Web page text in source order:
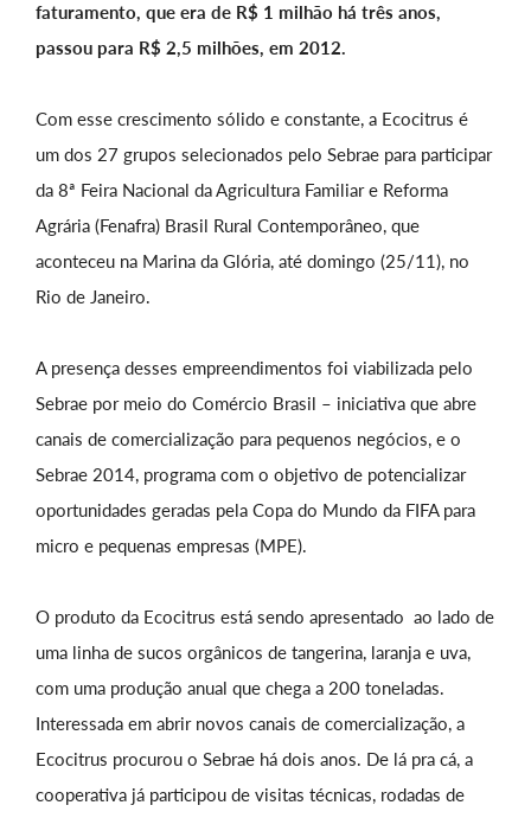
faturamento, que era de R$ 1 milhão há três anos,
passou para R$ 2,5 milhões, em 2012.
Com esse crescimento sólido e constante, a Ecocitrus é
um dos 27 grupos selecionados pelo Sebrae para participar
da 8ª Feira Nacional da Agricultura Familiar e Reforma
Agrária (Fenafra) Brasil Rural Contemporâneo, que
aconteceu na Marina da Glória, até domingo (25/11), no
Rio de Janeiro.
A presença desses empreendimentos foi viabilizada pelo
Sebrae por meio do Comércio Brasil – iniciativa que abre
canais de comercialização para pequenos negócios, e o
Sebrae 2014, programa com o objetivo de potencializar
oportunidades geradas pela Copa do Mundo da FIFA para
micro e pequenas empresas (MPE).
O produto da Ecocitrus está sendo apresentado ao lado de
uma linha de sucos orgânicos de tangerina, laranja e uva,
com uma produção anual que chega a 200 toneladas.
Interessada em abrir novos canais de comercialização, a
Ecocitrus procurou o Sebrae há dois anos. De lá pra cá, a
cooperativa já participou de visitas técnicas, rodadas de